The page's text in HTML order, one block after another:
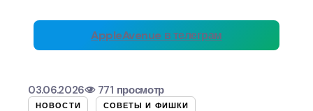
AppleAvenue в телеграм
03.06.2026 771 просмотр
НОВОСТИ СОВЕТЫ И ФИШКИ